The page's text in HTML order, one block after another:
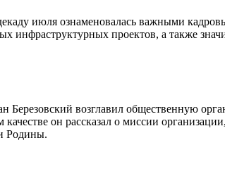
июля ознаменовалась важными
инфраструктурных проектов, а также
возглавил общественную
он рассказал о миссии
Родины.